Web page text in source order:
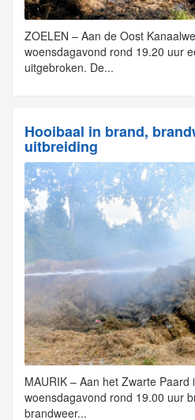
ZOELEN – Aan de Oost
woensdagavond rond 19.20 uur
uitgebroken. De...
Hooibaal in brand,
uitbreiding
MAURIK – Aan het Zwarte Paard
woensdagavond rond 19.00 uur
brandweer...